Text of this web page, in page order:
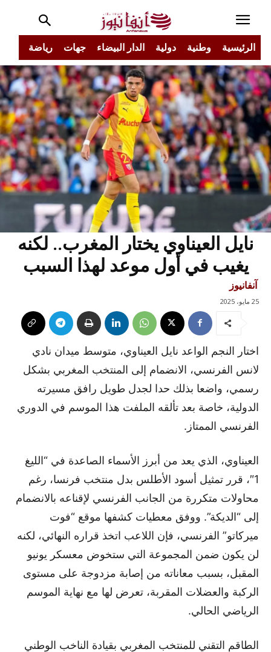
الرئيسية وطنية دولية الدار البيضاء جهات رياضة
نايل العيناوي يختار المغرب.. لكنه
يغيب في أول موعد لهذا السبب
آنفانيوز
25 مايو، 2025
اختار النجم الواعد نايل العيناوي، متوسط ميدان نادي
لانس الفرنسي، الانضمام إلى المنتخب المغربي بشكل
رسمي، واضعا بذلك حدا لجدل طويل رافق مسيرته
الدولية، خاصة بعد تألقه الملفت هذا الموسم في الدوري
الفرنسي الممتاز.
العيناوي، الذي يعد من أبرز الأسماء الصاعدة في “الليغ
1″، قرر تمثيل أسود الأطلس بدل منتخب فرنسا، رغم
محاولات متكررة من الجانب الفرنسي لإقناعه بالانضمام
إلى “الديكة”. ووفق معطيات كشفها موقع “فوت
ميركاتو” الفرنسي، فإن اللاعب اتخذ قراره النهائي، لكنه
لن يكون ضمن المجموعة التي ستخوض معسكر يونيو
المقبل، بسبب معاناته من إصابة مزدوجة على مستوى
الركبة والعضلات المقربة، تعرض لها مع نهاية الموسم
الرياضي الحالي.
الطاقم التقني للمنتخب المغربي بقيادة الناخب الوطني